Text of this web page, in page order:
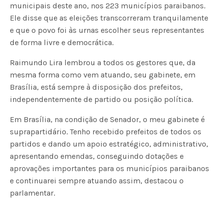
municipais deste ano, nos 223 municípios paraibanos.
Ele disse que as eleições transcorreram tranquilamente
e que o povo foi às urnas escolher seus representantes
de forma livre e democrática.
Raimundo Lira lembrou a todos os gestores que, da
mesma forma como vem atuando, seu gabinete, em
Brasília, está sempre à disposição dos prefeitos,
independentemente de partido ou posição política.
Em Brasília, na condição de Senador, o meu gabinete é
suprapartidário. Tenho recebido prefeitos de todos os
partidos e dando um apoio estratégico, administrativo,
apresentando emendas, conseguindo dotações e
aprovações importantes para os municípios paraibanos
e continuarei sempre atuando assim, destacou o
parlamentar.